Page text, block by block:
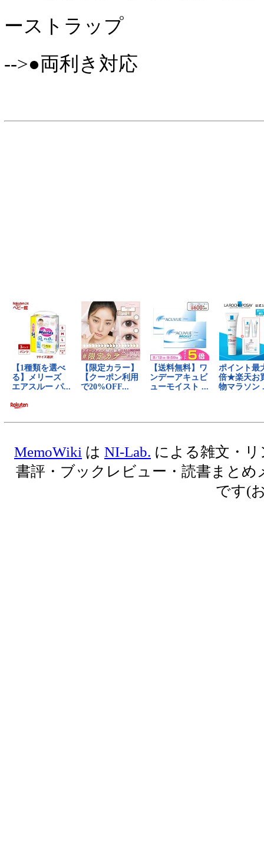
ーストラップ
-->●両利き対応
MemoWiki は NI-Lab. による雑文・
書評・ブックレビュー・読書まとめ
です(